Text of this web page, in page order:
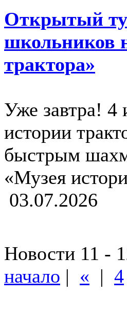
Открытый
школьников
трактора»
Уже завтра! 4
истории
быстрым
«Музея
03.07.2026
Новости 11 -
начало | « | 4